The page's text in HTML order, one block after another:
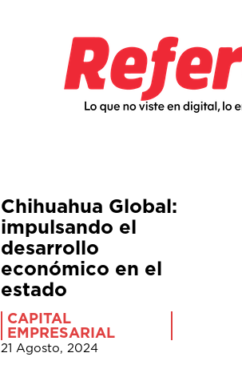
Chihuahua Global:
impulsando el
desarrollo
económico en el
estado
CAPITAL
EMPRESARIAL
21 Agosto, 2024